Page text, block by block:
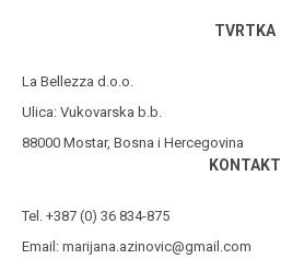
TVRTKA
La Bellezza d.o.o.
Ulica: Vukovarska b.b.
88000 Mostar, Bosna i Hercegovina
KONTAKT
Tel. +387 (0) 36 834-875
Email: marijana.azinovic@gmail.com